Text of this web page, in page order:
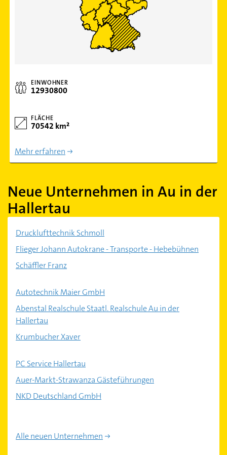
EINWOHNER
12930800
FLÄCHE
70542 km²
Mehr erfahren
Neue Unternehmen in Au in der
Hallertau
Drucklufttechnik Schmoll
Flieger Johann Autokrane - Transporte - Hebebühnen
Schäffler Franz
Autotechnik Maier GmbH
Abenstal Realschule Staatl. Realschule Au in der
Hallertau
Krumbucher Xaver
PC Service Hallertau
Auer-Markt-Strawanza Gästeführungen
NKD Deutschland GmbH
Alle neuen Unternehmen